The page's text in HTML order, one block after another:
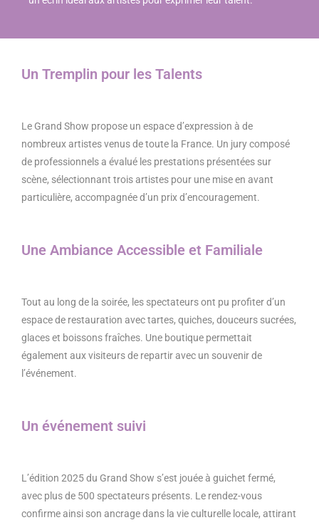
Un Tremplin pour les Talents
Le Grand Show propose un espace d’expression à de
nombreux artistes venus de toute la France. Un jury composé
de professionnels a évalué les prestations présentées sur
scène, sélectionnant trois artistes pour une mise en avant
particulière, accompagnée d’un prix d’encouragement.
Une Ambiance Accessible et Familiale
Tout au long de la soirée, les spectateurs ont pu profiter d’un
espace de restauration avec tartes, quiches, douceurs sucrées,
glaces et boissons fraîches. Une boutique permettait
également aux visiteurs de repartir avec un souvenir de
l’événement.
Un événement suivi
L’édition 2025 du Grand Show s’est jouée à guichet fermé,
avec plus de 500 spectateurs présents. Le rendez-vous
confirme ainsi son ancrage dans la vie culturelle locale, attirant